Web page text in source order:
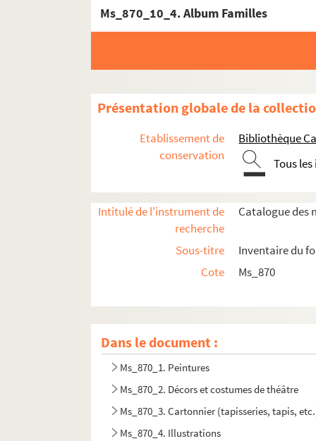
Ms_870_10_4. Album Familles
Présentation globale de la
Etablissement de
conservation
Bibliothèque
Tous
Intitulé de l'instrument de
recherche
Catalogue des
Sous-titre
Inventaire du
Cote
Ms_870
Dans le document :
Ms_870_1. Peintures
Ms_870_2. Décors et costumes de théâtre
Ms_870_3. Cartonnier (tapisseries, tapis,
Ms_870_4. Illustrations